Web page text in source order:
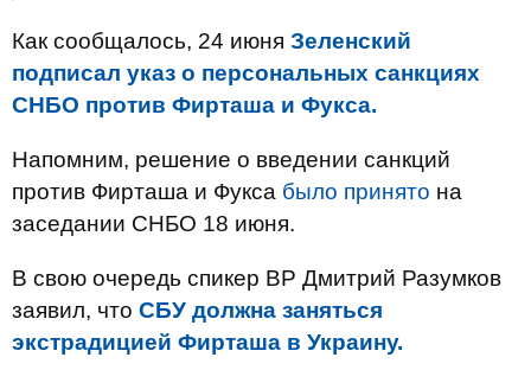
Как сообщалось, 24 июня Зеленский
подписал указ о персональных санкциях
СНБО против Фирташа и Фукса.
Напомним, решение о введении санкций
против Фирташа и Фукса было принято на
заседании СНБО 18 июня.
В свою очередь спикер ВР Дмитрий Разумков
заявил, что СБУ должна заняться
экстрадицией Фирташа в Украину.